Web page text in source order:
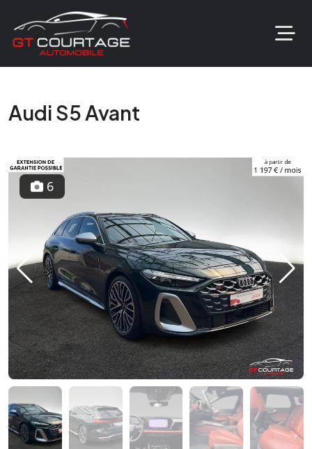
Audi S5 Avant
Previous Next
6